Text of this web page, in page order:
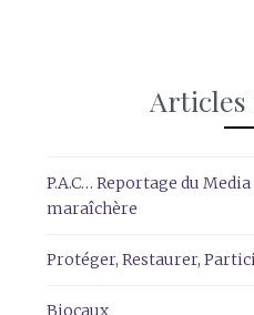
Articles
P.A.C… Reportage du
maraîchère
Protéger, Restaurer,